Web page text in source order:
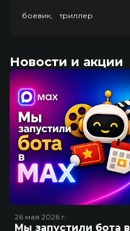
боевик, триллер
Новости и акции
26 мая 2026 г.
Мы запустили бота в